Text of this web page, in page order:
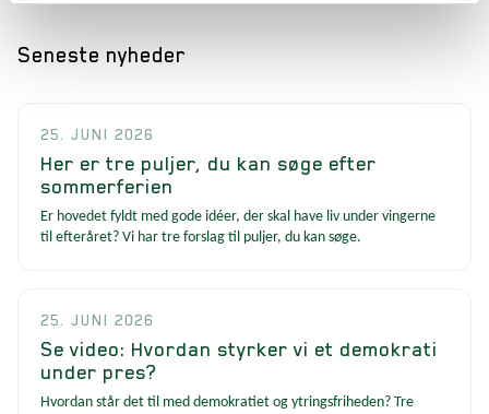
Seneste nyheder
25. JUNI 2026
Her er tre puljer, du kan søge efter
sommerferien
Er hovedet fyldt med gode idéer, der skal have liv under vingerne
til efteråret? Vi har tre forslag til puljer, du kan søge.
25. JUNI 2026
Se video: Hvordan styrker vi et demokrati
under pres?
Hvordan står det til med demokratiet og ytringsfriheden? Tre